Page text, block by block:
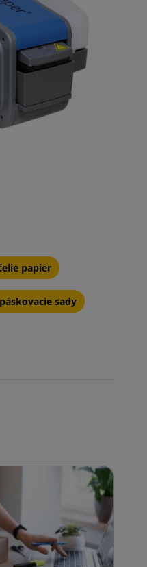
papier
sady